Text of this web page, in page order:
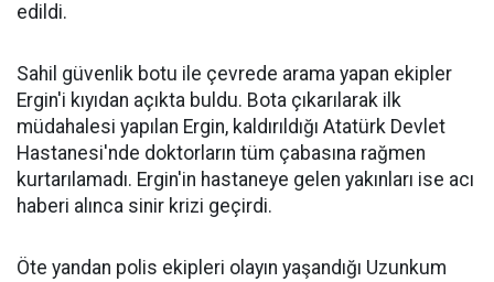
edildi.
Sahil güvenlik botu ile çevrede arama yapan ekipler
Ergin'i kıyıdan açıkta buldu. Bota çıkarılarak ilk
müdahalesi yapılan Ergin, kaldırıldığı Atatürk Devlet
Hastanesi'nde doktorların tüm çabasına rağmen
kurtarılamadı. Ergin'in hastaneye gelen yakınları ise acı
haberi alınca sinir krizi geçirdi.
Öte yandan polis ekipleri olayın yaşandığı Uzunkum